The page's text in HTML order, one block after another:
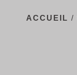
ACCUEIL /